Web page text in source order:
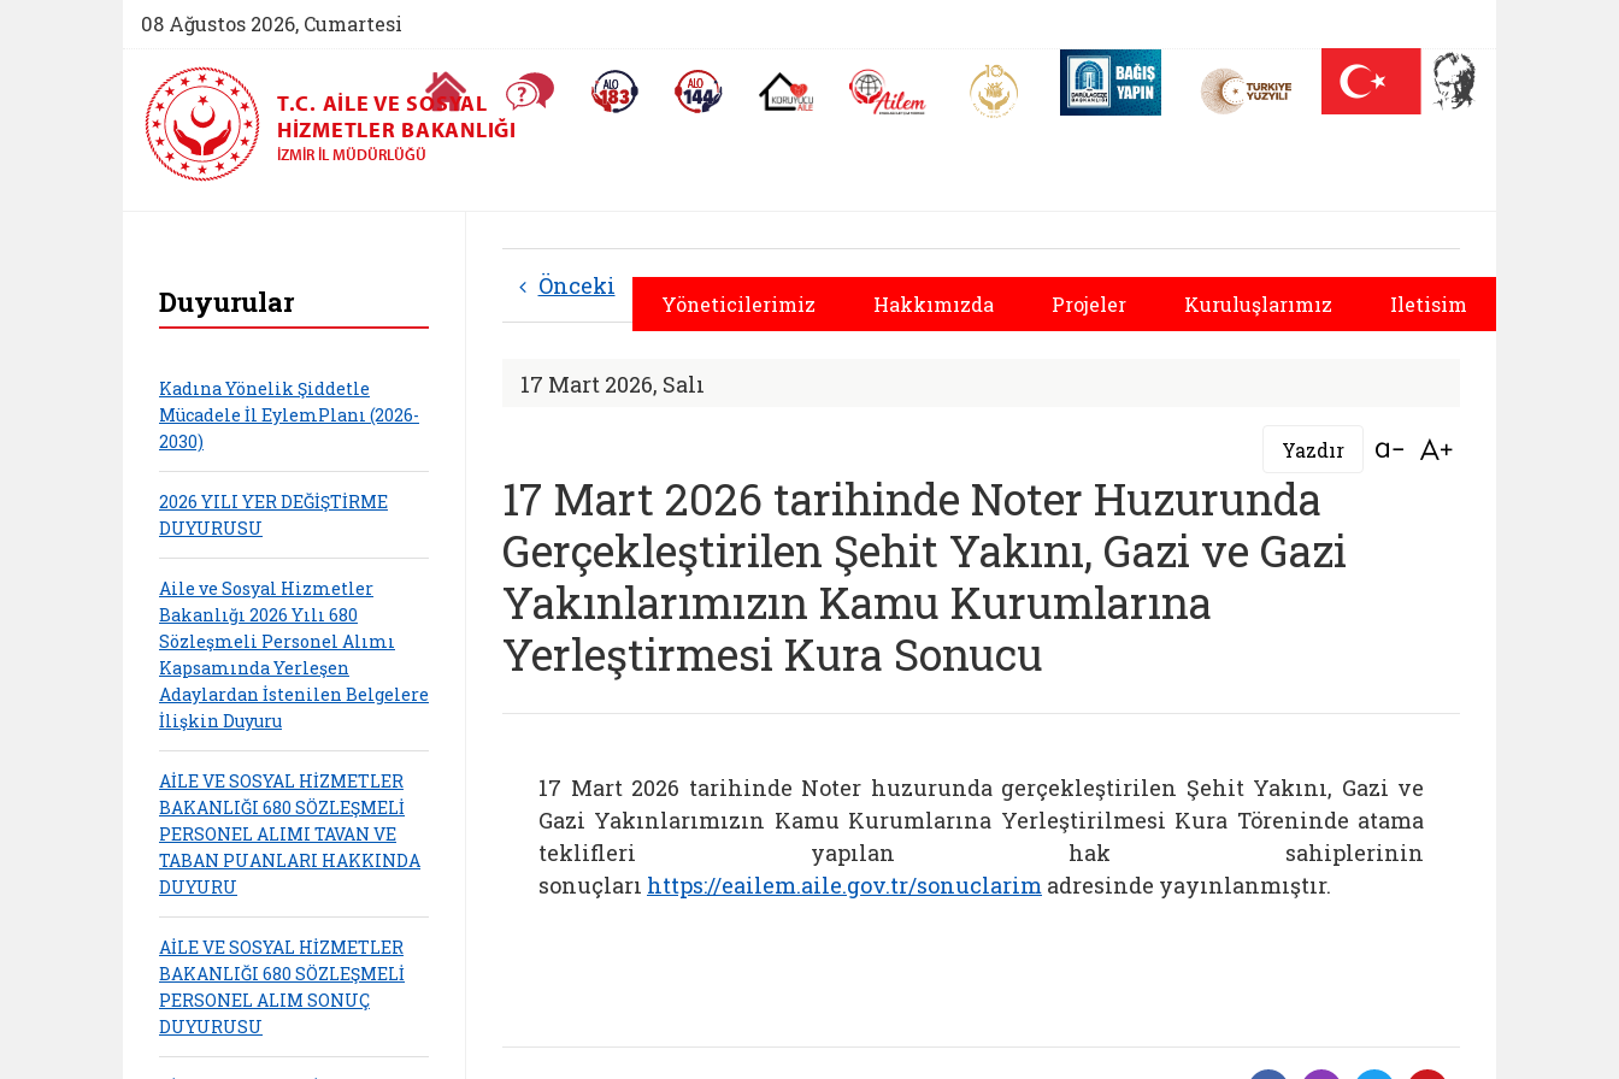
08 Ağustos 2026, Cumartesi
Ana Sayfa Sıkça Sorulan SorularAlo 183 (yeni sekmede açılır)Alo 144 (yeni sekmede açılır)Koruyucu Aile (yeni sekmede açılır)
AİLEM İletişim Merkezi (yeni sekmede açılır)
Aile ve Nüfus On Yılı (yeni sekmede açılır)Darülaceze bağış sayfası (yeni sekmede açılır)
T.C. AILE VE SOSYAL
HIZMETLER BAKANLIĞI
İZMIR İL MÜDÜRLÜĞÜ
Yöneticilerimiz Hakkımızda Projeler Kuruluşlarımız Iletisim
İzmir Aile ve Sosyal Hizmetler İl Müdürlüğü | https://
Duyurular
Kadına Yönelik Şiddetle
Mücadele İl EylemPlanı (2026-
2030)
2026 YILI YER DEĞİŞTİRME
DUYURUSU
Aile ve Sosyal Hizmetler
Bakanlığı 2026 Yılı 680
Sözleşmeli Personel Alımı
Kapsamında Yerleşen
Adaylardan İstenilen Belgelere
İlişkin Duyuru
AİLE VE SOSYAL HİZMETLER
BAKANLIĞI 680 SÖZLEŞMELİ
PERSONEL ALIMI TAVAN VE
TABAN PUANLARI HAKKINDA
DUYURU
AİLE VE SOSYAL HİZMETLER
BAKANLIĞI 680 SÖZLEŞMELİ
PERSONEL ALIM SONUÇ
DUYURUSU
Önceki Sonraki
17 Mart 2026, Salı
Yazdır Bağlantıyı aç
17 Mart 2026 tarihinde Noter Huzurunda
Gerçekleştirilen Şehit Yakını, Gazi ve Gazi
Yakınlarımızın Kamu Kurumlarına
Yerleştirmesi Kura Sonucu
17 Mart 2026 tarihinde Noter huzurunda gerçekleştirilen Şehit Yakını, Gazi ve
Gazi Yakınlarımızın Kamu Kurumlarına Yerleştirilmesi Kura Töreninde atama
teklifleri yapılan hak sahiplerinin
sonuçları https://eailem.aile.gov.tr/sonuclarim adresinde yayınlanmıştır.